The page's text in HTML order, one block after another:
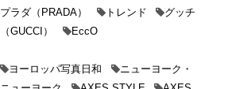
プラダ（PRADA）
トレンド
グッチ
（GUCCI）
EccO
ヨーロッパ写真日和
ニューヨーク・